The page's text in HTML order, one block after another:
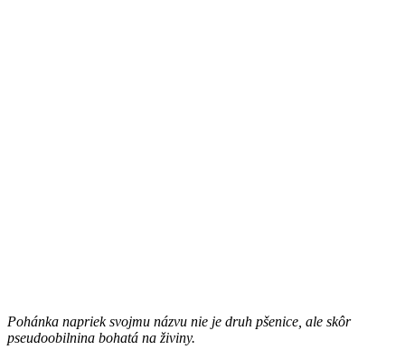
Pohánka napriek svojmu názvu nie je druh pšenice, ale skôr
pseudoobilnina bohatá na živiny.